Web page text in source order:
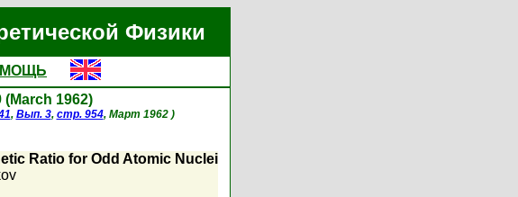
Физики
(March 1962)
, Вып. 3, стр. 954, Март 1962 )
Ratio for Odd Atomic Nuclei